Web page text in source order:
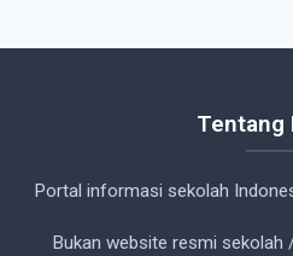
Tentang
Portal informasi sekolah
Bukan website resmi sekolah